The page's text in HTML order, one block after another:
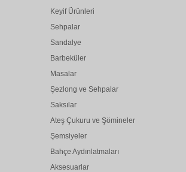
Keyif Ürünleri
Sehpalar
Sandalye
Barbeküler
Masalar
Şezlong ve Sehpalar
Saksılar
Ateş Çukuru ve Şömineler
Şemsiyeler
Bahçe Aydınlatmaları
Aksesuarlar